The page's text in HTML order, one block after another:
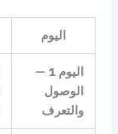
اليوم
اليوم 1 —
الوصول
والتعرف